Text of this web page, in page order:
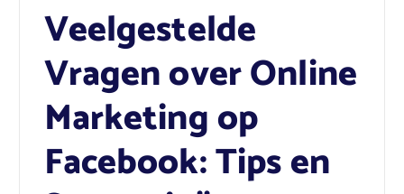
Veelgestelde
Vragen over Online
Marketing op
Facebook: Tips en